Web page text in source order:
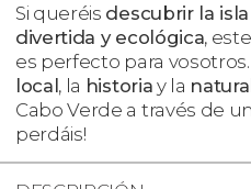
Si queréis descubrir la
divertida y ecológica,
es perfecto para
local, la historia y la
Cabo Verde a través de
perdáis!